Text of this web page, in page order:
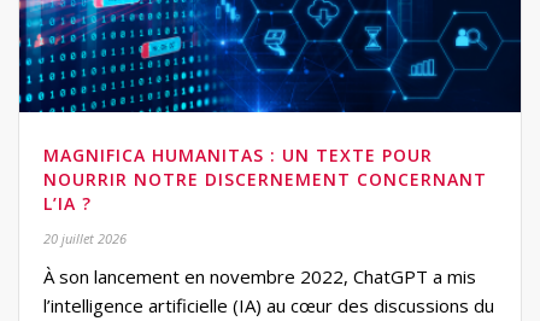
MAGNIFICA HUMANITAS : UN TEXTE POUR
NOURRIR NOTRE DISCERNEMENT CONCERNANT
L’IA ?
20 juillet 2026
À son lancement en novembre 2022, ChatGPT a mis
l’intelligence artificielle (IA) au cœur des discussions du